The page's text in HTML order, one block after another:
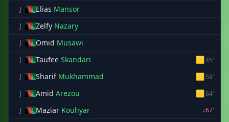
J Elias Mansor
J Zelfy Nazary
J Omid Musawi
J Taufee Skandari 🟨45'
J
Sharif Mukhammad 🟨59'
J
Amid Arezou 🟨64'
J
Maziar Kouhyar
↓67'